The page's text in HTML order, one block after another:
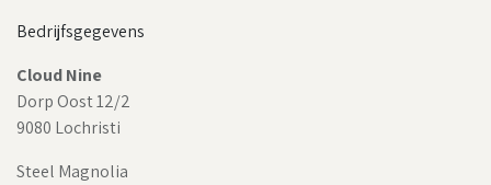
Bedrijfsgegevens
Cloud Nine
Dorp Oost 12/2
9080 Lochristi
Steel Magnolia